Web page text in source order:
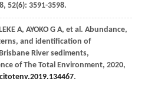
, 52(6): 3591-3598.
A, AYOKO G A, et al. Abundance,
and identification of
River sediments,
of The Total Environment, 2020,
.